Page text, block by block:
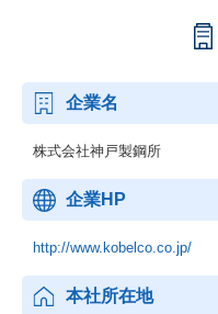
企業名
株式会社神戸製鋼所
企業HP
http://www.kobelco.co.jp/
本社所在地